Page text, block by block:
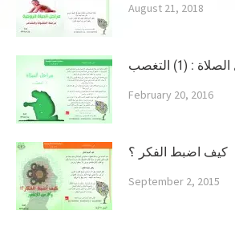
August 21, 2018
: (1) التغصب
February 20, 2016
كيف اضبط الفكر ؟
September 2, 2015